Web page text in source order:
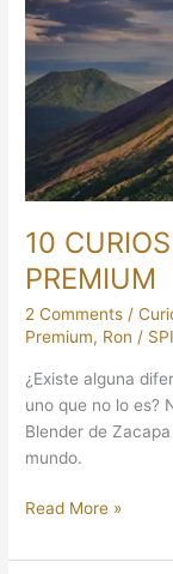
10
PREMIUM
2 Comments /
Premium, Ron /
¿Existe alguna
uno que no lo es?
Blender de
mundo.
SOBRE
EL
RON
PREMIUM
Read More »